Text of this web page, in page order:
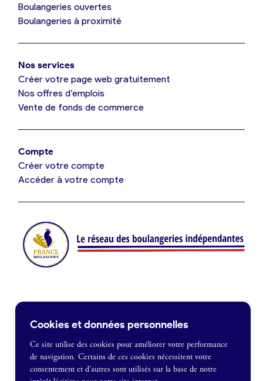
Je référence ma boulangerie (gratuit)
Offres d’emploi
Je suis fournisseur
Je crée mon compte
France Boulangerie
1 rue Alexandre Fleming
Boulangeries ouvertes
Boulangeries à proximité
Nos services
Créer votre page web gratuitement
Nos offres d’emplois
Vente de fonds de commerce
Compte
Créer votre compte
Accéder à votre compte
Je souhaite être recontacté
Cookies et données personnelles
Ce site utilise des cookies pour améliorer votre performance
de navigation. Certains de ces cookies nécessitent votre
consentement et d’autres sont utilisés sur la base de notre